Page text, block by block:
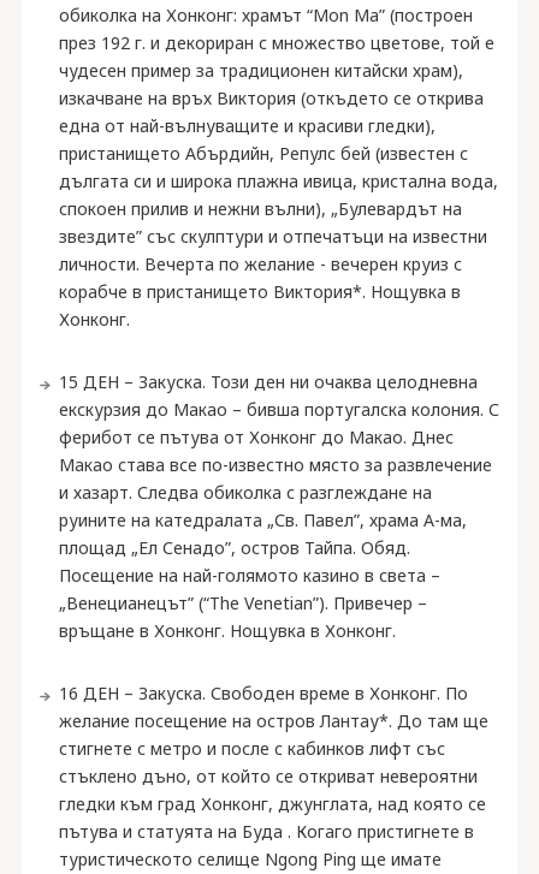
обиколка на Хонконг: храмът “Mon Ma” (построен
през 192 г. и декориран с множество цветове, той е
чудесен пример за традиционен китайски храм),
изкачване на връх Виктория (откъдето се открива
една от най-вълнуващите и красиви гледки),
пристанището Абърдийн, Репулс бей (известен с
дългата си и широка плажна ивица, кристална вода,
спокоен прилив и нежни вълни), „Булевардът на
звездите” със скулптури и отпечатъци на известни
личности. Вечерта по желание - вечерен круиз с
корабче в пристанището Виктория*. Нощувка в
Хонконг.
15 ДЕН – Закуска. Този ден ни очаква целодневна
екскурзия до Макао – бивша португалска колония. С
ферибот се пътува от Хонконг до Макао. Днес
Макао става все по-известно място за развлечение
и хазарт. Следва обиколка с разглеждане на
руините на катедралата „Св. Павел”, храма А-ма,
площад „Ел Сенадо”, остров Тайпа. Обяд.
Посещение на най-голямото казино в света –
„Венецианецът” (“The Venetian”). Привечер –
връщане в Хонконг. Нощувка в Хонконг.
16 ДЕН – Закуска. Свободен време в Хонконг. По
желание посещение на остров Лантау*. До там ще
стигнете с метро и после с кабинков лифт със
стъклено дъно, от който се откриват невероятни
гледки към град Хонконг, джунглата, над която се
пътува и статуята на Буда . Когаго пристигнете в
туристическото селище Ngong Ping ще имате